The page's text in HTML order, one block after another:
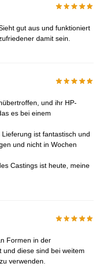
gut aus und funktioniert
damit sein.
und ihr HP-
es bei einem
ist fantastisch und
und nicht in Wochen
Castings ist heute, meine
Formen in der
und diese sind bei weitem
verwenden.